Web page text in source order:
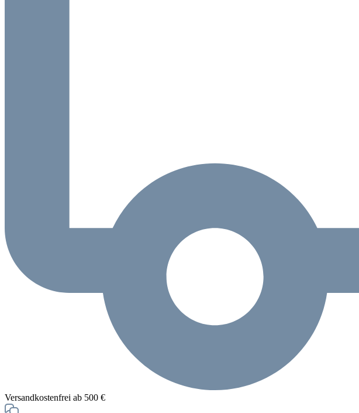
Versandkostenfrei ab 500 €